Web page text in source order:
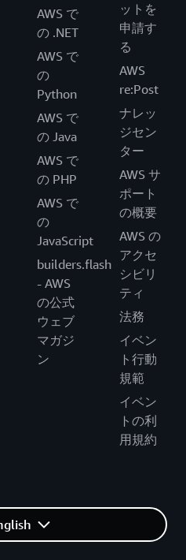
AWS で
の .NET
AWS で
の
Python
AWS で
の Java
AWS で
の PHP
AWS で
の
JavaScript
builders.flash
- AWS
の公式
ウェブ
マガジ
ン
ットを
申請す
る
AWS
re:Post
ナレッ
ジセン
ター
AWS サ
ポート
の概要
AWS の
アクセ
シビリ
ティ
法務
イベン
ト行動
規範
イベン
トの利
用規約